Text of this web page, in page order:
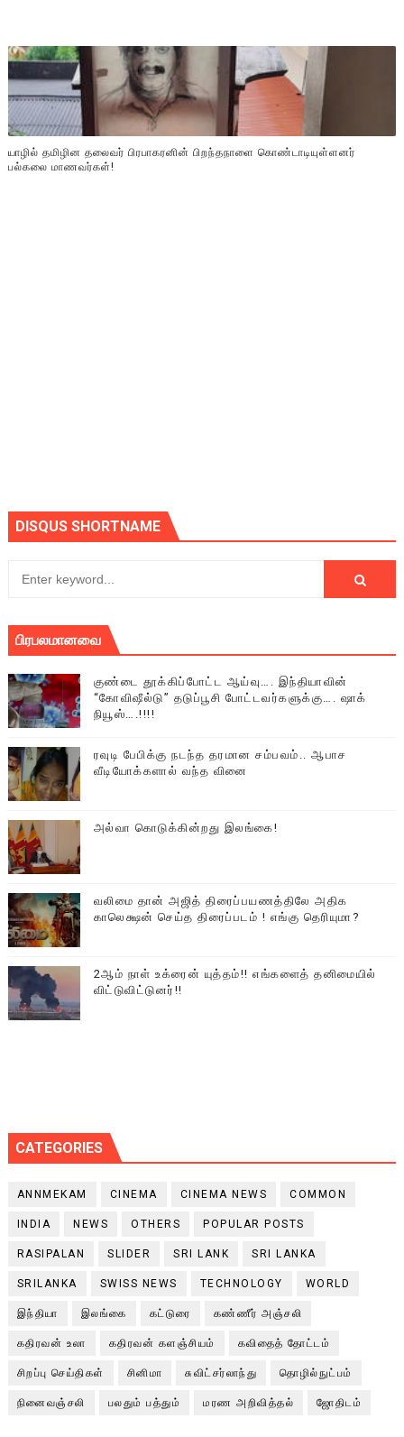
யாழில் தமிழின தலைவர் பிரபாகரனின் பிறந்தநாளை கொண்டாடியுள்ளனர்
பல்கலை மாணவர்கள்!
DISQUS SHORTNAME
பிரபலமானவை
குண்டை தூக்கிப்போட்ட ஆய்வு…. இந்தியாவின்
“கோவிஷீல்டு” தடுப்பூசி போட்டவர்களுக்கு…. ஷாக்
நியூஸ்….!!!!
ரவுடி பேபிக்கு நடந்த தரமான சம்பவம்.. ஆபாச
வீடியோக்களால் வந்த வினை
அல்வா கொடுக்கின்றது இலங்கை!
வலிமை தான் அஜித் திரைப்பயணத்திலே அதிக
காலெக்ஷன் செய்த திரைப்படம் ! எங்கு தெரியுமா?
2ஆம் நாள் உக்ரைன் யுத்தம்!! எங்களைத் தனிமையில்
விட்டுவிட்டுனர்!!
CATEGORIES
ANNMEKAM CINEMA CINEMA NEWS COMMON
INDIA NEWS OTHERS POPULAR POSTS
RASIPALAN SLIDER SRI LANK SRI LANKA
SRILANKA SWISS NEWS TECHNOLOGY WORLD
இந்தியா இலங்கை கட்டுரை கண்ணீர் அஞ்சலி
கதிரவன் உலா கதிரவன் களஞ்சியம் கவிதைத் தோட்டம்
சிறப்பு செய்திகள் சினிமா சுவிட்சர்லாந்து தொழில்நுட்பம்
நினைவஞ்சலி பலதும் பத்தும் மரண அறிவித்தல் ஜோதிடம்